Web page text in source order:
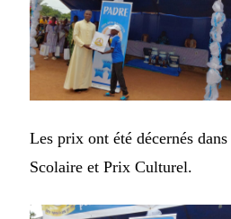
Les prix ont été décernés
Scolaire et Prix Culturel.